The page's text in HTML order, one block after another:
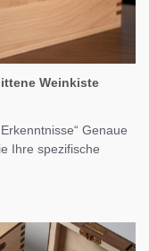
Weinkiste
Genaue
Ihre spezifische